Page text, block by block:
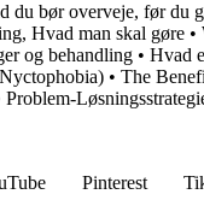
du bør overveje, før du
Hvad man skal gøre •
og behandling • Hvad
• The
Problem-
Pinterest